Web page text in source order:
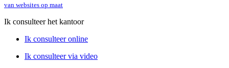
van websites op maat
Ik consulteer het kantoor
Ik consulteer online
Ik consulteer via video